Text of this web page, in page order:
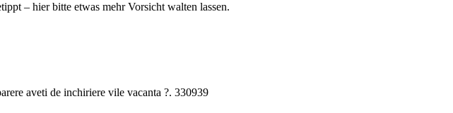
– hier bitte etwas mehr Vorsicht walten lassen.
aveti de inchiriere vile vacanta ?. 330939